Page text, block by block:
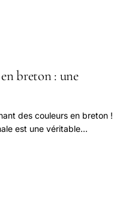
breton : une
des couleurs en breton !
est une véritable